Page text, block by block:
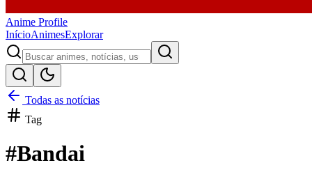
Anime Profile
InícioAnimesExplorar
Todas as notícias
Tag
#Bandai